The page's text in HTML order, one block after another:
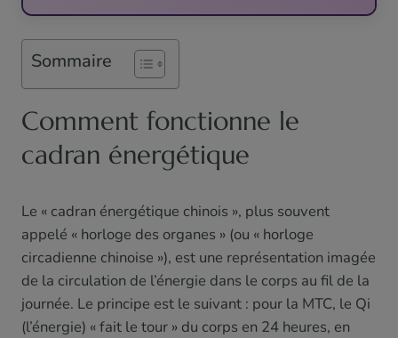
Sommaire
Comment fonctionne le
cadran énergétique
Le « cadran énergétique chinois », plus souvent
appelé « horloge des organes » (ou « horloge
circadienne chinoise »), est une représentation imagée
de la circulation de l’énergie dans le corps au fil de la
journée. Le principe est le suivant : pour la MTC, le Qi
(l’énergie) « fait le tour » du corps en 24 heures, en